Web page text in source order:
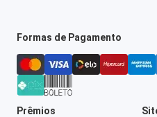
Formas de Pagamento
Prêmios